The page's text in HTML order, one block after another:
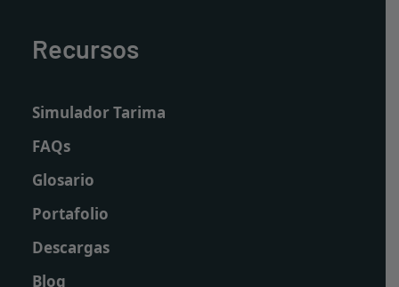
Recursos
Simulador Tarima
FAQs
Glosario
Portafolio
Descargas
Blog